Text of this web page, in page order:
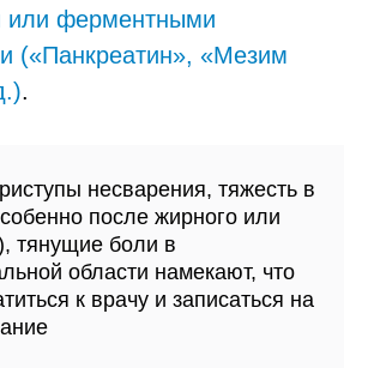
или ферментными
(«Панкреатин», «Мезим
несварения, тяжесть в
после жирного или
тянущие боли в
области намекают, что
к врачу и записаться на